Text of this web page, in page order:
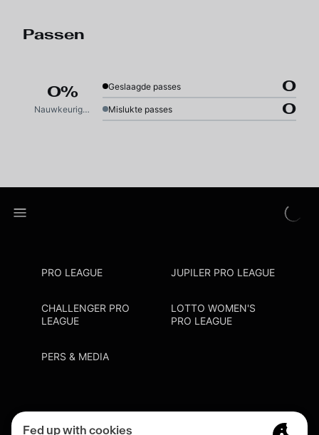
Passen
0%
Nauwkeurigheid
Geslaagde passes 0
Mislukte passes 0
PRO LEAGUE JUPILER PRO LEAGUE
CHALLENGER PRO
LEAGUE
LOTTO WOMEN'S
PRO LEAGUE
PERS & MEDIA